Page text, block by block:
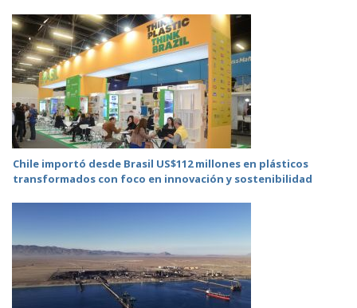
Chile importó desde Brasil US$112 millones en plásticos
transformados con foco en innovación y sostenibilidad